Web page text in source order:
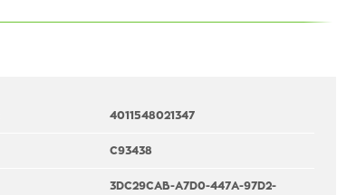
4011548021347
C93438
3DC29CAB-A7D0-447A-97D2-